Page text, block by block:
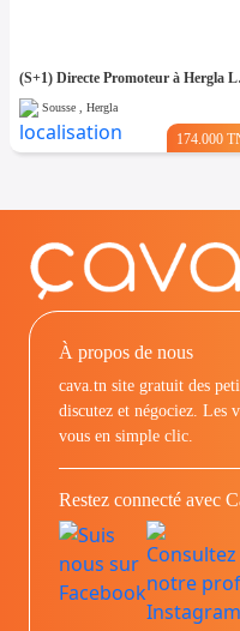
Sousse , Hergla
174.000
À propos de nous
cava.tn site gratuit des
discutez et négociez. Les
vous en simple clic.
Restez connecté avec